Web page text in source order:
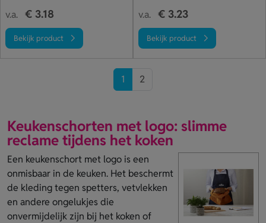
v.a. € 3.18
Bekijk product
v.a. € 3.23
Bekijk product
1 2
Keukenschorten met logo: slimme
reclame tijdens het koken
Een keukenschort met logo is een
onmisbaar in de keuken. Het beschermt
de kleding tegen spetters, vetvlekken
en andere ongelukjes die
onvermijdelijk zijn bij het koken of